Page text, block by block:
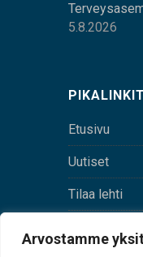
Arvostamme
5.8.2026
PIKALINKIT
Etusivu
Uutiset
Tilaa lehti